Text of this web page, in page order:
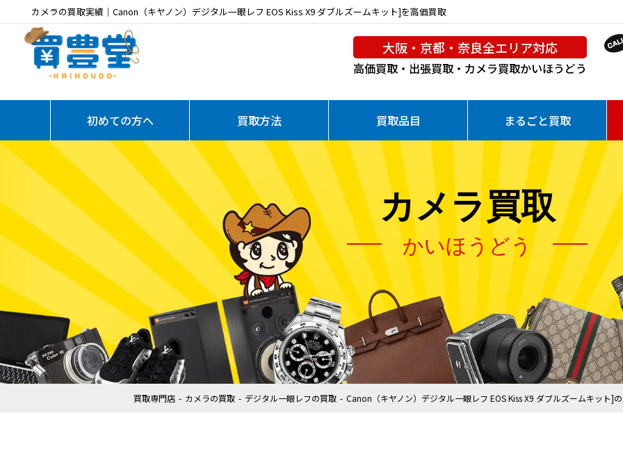
カメラの買取実績｜Canon（キヤノン）デジタル一眼レフ EOS Kiss X9 ダブルズームキット]を高価買取
大阪・京都・奈良全エリア対応
高価買取・出張買取・カメラ買取かいほうどう
初めての方へ 買取方法 買取品目 まるごと買取
カメラ買取
かいほうどう
買取専門店 カメラの買取 デジタル一眼レフの買取 Canon（キヤノン）デジタル一眼レフ EOS Kiss X9 ダブルズームキット]